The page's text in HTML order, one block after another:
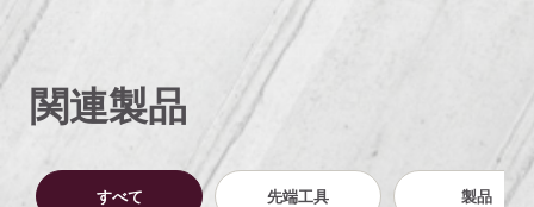
関連製品
すべて 先端工具 製品